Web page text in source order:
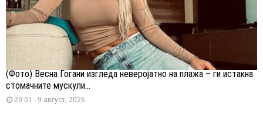
(Фото) Весна Ѓогани изгледа неверојатно на плажа – ги истакна
стомачните мускули...
20:01 - 9 август, 2026